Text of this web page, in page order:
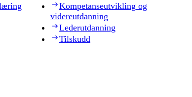
Kompetanseutvikling og
videreutdanning
Lederutdanning
Tilskudd